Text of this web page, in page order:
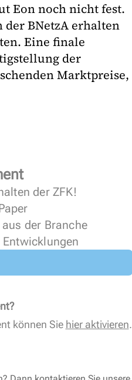
Eon noch nicht fest.
BNetzA erhalten
Eine finale
der
Marktpreise,
der ZFK!
der Branche
können Sie hier aktivieren.